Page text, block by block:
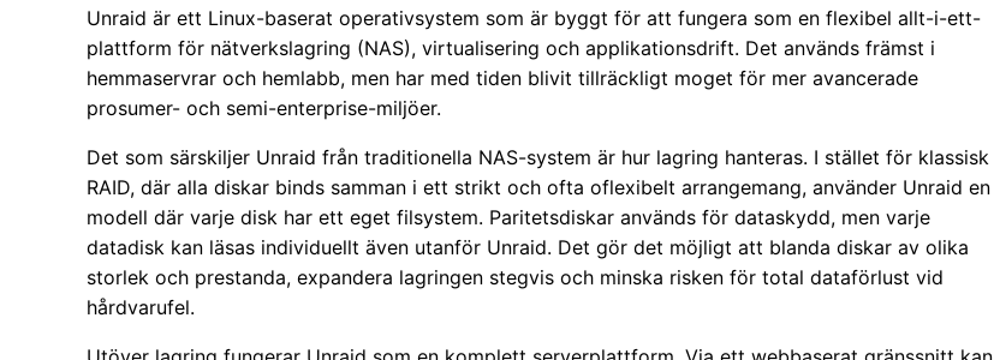
Unraid är ett Linux-baserat operativsystem som är byggt för att fungera som en flexibel allt-i-ett-
plattform för nätverkslagring (NAS), virtualisering och applikationsdrift. Det används främst i
hemmaservrar och hemlabb, men har med tiden blivit tillräckligt moget för mer avancerade
prosumer- och semi-enterprise-miljöer.
Det som särskiljer Unraid från traditionella NAS-system är hur lagring hanteras. I stället för klassisk
RAID, där alla diskar binds samman i ett strikt och ofta oflexibelt arrangemang, använder Unraid en
modell där varje disk har ett eget filsystem. Paritetsdiskar används för dataskydd, men varje
datadisk kan läsas individuellt även utanför Unraid. Det gör det möjligt att blanda diskar av olika
storlek och prestanda, expandera lagringen stegvis och minska risken för total dataförlust vid
hårdvarufel.